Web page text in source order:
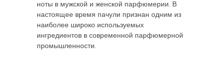
ноты в мужской и женской парфюмерии. В
настоящее время пачули признан одним из
наиболее широко используемых
ингредиентов в современной парфюмерной
промышленности.